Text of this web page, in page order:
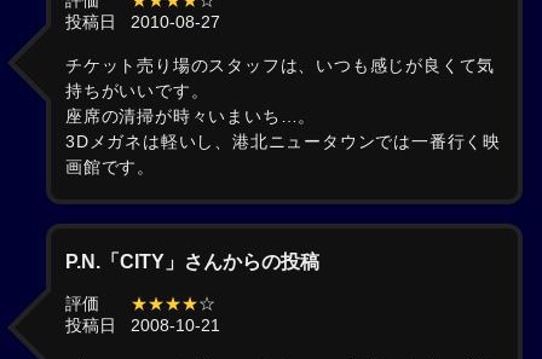
投稿日
2010-08-27
チケット売り場のスタッフは、いつも感じが良くて気
持ちがいいです。
座席の清掃が時々いまいち…。
3Dメガネは軽いし、港北ニュータウンでは一番行く映
画館です。
P.N.「CITY」さんからの投稿
評価 ★★★★☆
投稿日
2008-10-21